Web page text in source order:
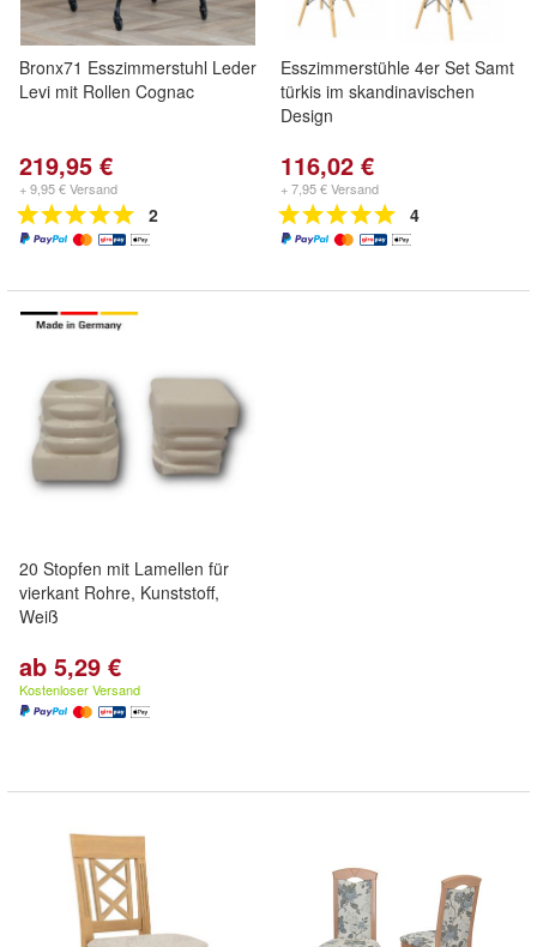
Bronx71 Esszimmerstuhl Leder
Levi mit Rollen Cognac
219,95 €
+ 9,95 € Versand
2
Esszimmerstühle 4er Set Samt
türkis im skandinavischen
Design
116,02 €
+ 7,95 € Versand
4
20 Stopfen mit Lamellen für
vierkant Rohre, Kunststoff,
Weiß
ab 5,29 €
Kostenloser Versand